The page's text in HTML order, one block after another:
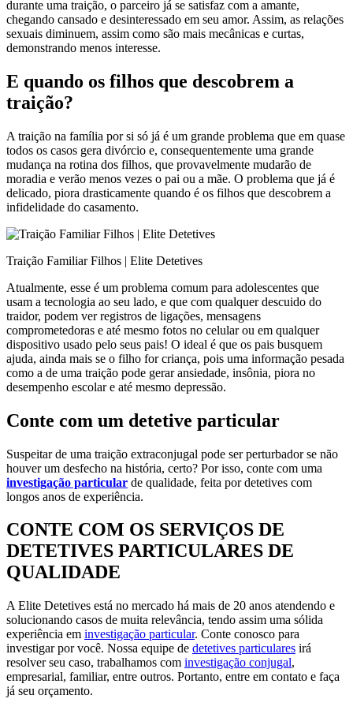
durante uma traição, o parceiro já se satisfaz com a amante,
chegando cansado e desinteressado em seu amor. Assim, as relações
sexuais diminuem, assim como são mais mecânicas e curtas,
demonstrando menos interesse.
E quando os filhos que descobrem a
traição?
A traição na família por si só já é um grande problema que em quase
todos os casos gera divórcio e, consequentemente uma grande
mudança na rotina dos filhos, que provavelmente mudarão de
moradia e verão menos vezes o pai ou a mãe. O problema que já é
delicado, piora drasticamente quando é os filhos que descobrem a
infidelidade do casamento.
Traição Familiar Filhos | Elite Detetives
Atualmente, esse é um problema comum para adolescentes que
usam a tecnologia ao seu lado, e que com qualquer descuido do
traidor, podem ver registros de ligações, mensagens
comprometedoras e até mesmo fotos no celular ou em qualquer
dispositivo usado pelo seus pais! O ideal é que os pais busquem
ajuda, ainda mais se o filho for criança, pois uma informação pesada
como a de uma traição pode gerar ansiedade, insônia, piora no
desempenho escolar e até mesmo depressão.
Conte com um detetive particular
Suspeitar de uma traição extraconjugal pode ser perturbador se não
houver um desfecho na história, certo? Por isso, conte com uma
investigação particular de qualidade, feita por detetives com
longos anos de experiência.
CONTE COM OS SERVIÇOS DE
DETETIVES PARTICULARES DE
QUALIDADE
A Elite Detetives está no mercado há mais de 20 anos atendendo e
solucionando casos de muita relevância, tendo assim uma sólida
experiência em investigação particular. Conte conosco para
investigar por você. Nossa equipe de detetives particulares irá
resolver seu caso, trabalhamos com investigação conjugal,
empresarial, familiar, entre outros. Portanto, entre em contato e faça
já seu orçamento.